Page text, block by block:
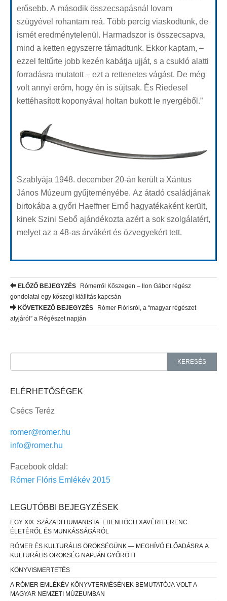
erősebb. A második összecsapásnál lovam
szügyével rohantam reá. Több percig viaskodtunk, de
ismét eredménytelenül. Harmadszor is összecsapva,
mind a ketten egyszerre támadtunk. Ekkor kaptam, –
ezzel feltűrte jobb kezén kabátja ujját, s a csukló alatti
forradásra mutatott – ezt a rettenetes vágást. De még
volt annyi erőm, hogy én is sújtsak. És Riedesel
kettéhasított koponyával holtan bukott le nyergéből.”
Szablyája 1948. december 20-án került a Xántus
János Múzeum gyűjteményébe. Az átadó családjának
birtokába a győri Haeffner Ernő hagyatékaként került,
kinek Szini Sebő ajándékozta azért a sok szolgálatért,
melyet az a 48-as árvákért és özvegyekért tett.
Post navigation
ELŐZŐ BEJEGYZÉS
Rómerről Kőszegen – Ilon Gábor régész
gondolatai egy kőszegi kiállítás kapcsán
KÖVETKEZŐ BEJEGYZÉS
Rómer Flórisról, a “magyar régészet
atyjáról” a Régészet napján
KERESÉS
ELÉRHETŐSÉGEK
Csécs Teréz
romer@romer.hu
info@romer.hu
Facebook oldal:
Rómer Flóris Emlékév 2015
LEGUTÓBBI BEJEGYZÉSEK
EGY XIX. SZÁZADI HUMANISTA: EBENHÖCH XAVÉRI FERENC
ÉLETÉRŐL ÉS MUNKÁSSÁGÁRÓL
RÓMER ÉS KULTURÁLIS ÖRÖKSÉGÜNK — MEGHÍVÓ ELŐADÁSRA A
KULTURÁLIS ÖRÖKSÉG NAPJÁN GYŐRÖTT
KÖNYVISMERTETÉS
A RÓMER EMLÉKÉV KÖNYVTERMÉSÉNEK BEMUTATÓJA VOLT A
MAGYAR NEMZETI MÚZEUMBAN